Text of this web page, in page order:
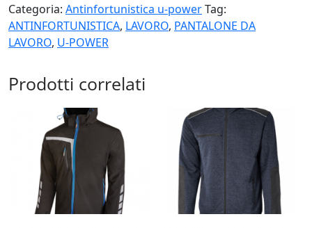
Categoria: Antinfortunistica u-powerTag:
ANTINFORTUNISTICA, LAVORO, PANTALONE DA
LAVORO, U-POWER
Prodotti correlati